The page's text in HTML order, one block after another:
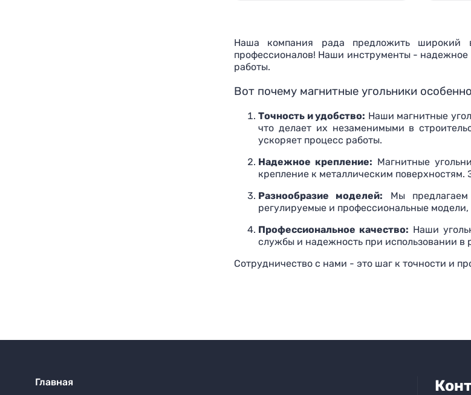
Наша компания рада предложить широкий
профессионалов! Наши инструменты - надежное
работы.
Вот почему магнитные угольники
Точность и удобство: Наши магнитные
что делает их незаменимыми в
ускоряет процесс работы.
Надежное крепление: Магнитные
крепление к металлическим поверхностям.
Разнообразие моделей: Мы предлагаем
регулируемые и профессиональные
Профессиональное качество: Наши
службы и надежность при использовании в
Сотрудничество с нами - это шаг к точности и
Главная